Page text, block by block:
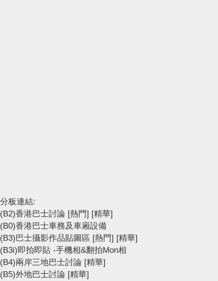
分板連結:
(B2)香港巴士討論 [熱門] [精華]
(B0)香港巴士車務及車廂設備
(B3)巴士攝影作品貼圖區 [熱門] [精華]
(B3i)即拍即貼 -手機相&翻拍Mon相
(B4)兩岸三地巴士討論 [精華]
(B5)外地巴士討論 [精華]